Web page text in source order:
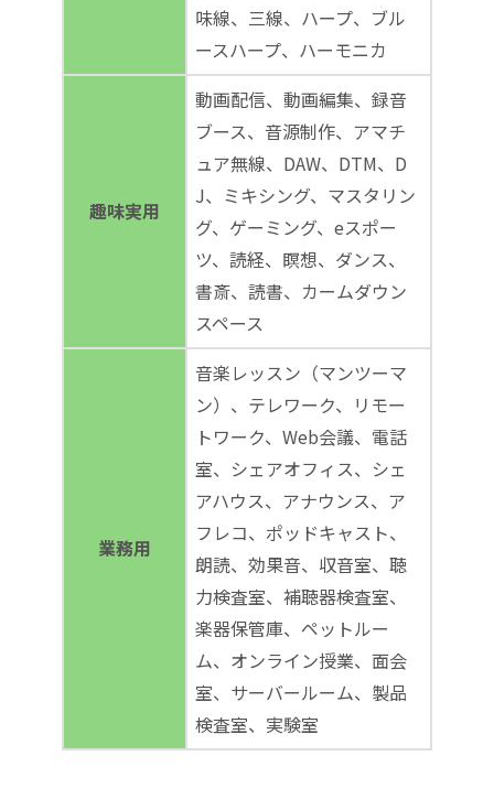
味線、三線、ハープ、ブル
ースハープ、ハーモニカ
趣味実用
動画配信、動画編集、録音
ブース、音源制作、アマチ
ュア無線、DAW、DTM、D
J、ミキシング、マスタリン
グ、ゲーミング、eスポー
ツ、読経、瞑想、ダンス、
書斎、読書、カームダウン
スペース
業務用
音楽レッスン（マンツーマ
ン）、テレワーク、リモー
トワーク、Web会議、電話
室、シェアオフィス、シェ
アハウス、アナウンス、ア
フレコ、ポッドキャスト、
朗読、効果音、収音室、聴
力検査室、補聴器検査室、
楽器保管庫、ペットルー
ム、オンライン授業、面会
室、サーバールーム、製品
検査室、実験室